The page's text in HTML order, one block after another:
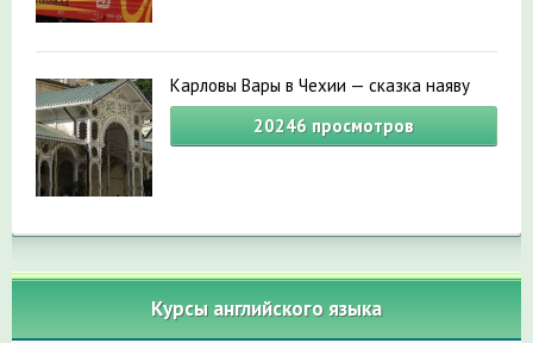
Карловы Вары в Чехии — сказка наяву
20246 просмотров
Курсы английского языка